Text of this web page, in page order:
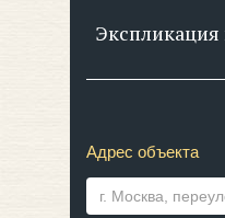
Адрес объекта